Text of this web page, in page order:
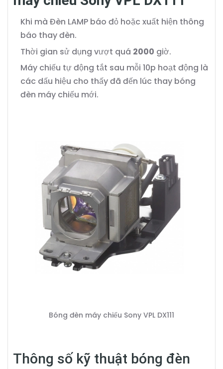
Khi mà Đèn LAMP báo đỏ hoặc xuất hiện thông
báo thay đèn.
Thời gian sử dụng vượt quá 2000 giờ.
Máy chiếu tự động tắt sau mỗi 10p hoạt động là
các dấu hiệu cho thấy đã đến lúc thay bóng
đèn máy chiếu mới.
Bóng đèn máy chiếu Sony VPL DX111
Thông số kỹ thuật bóng đèn